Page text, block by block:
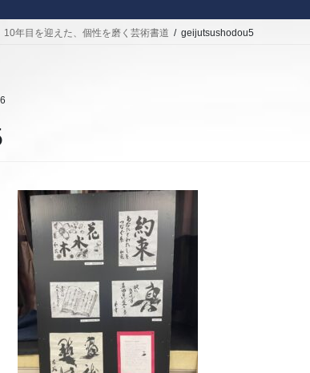
10年目を迎えた、個性を磨く芸術書道 geijutsushodou5